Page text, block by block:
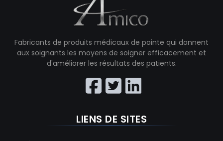
Fabricants de produits médicaux de pointe qui donnent
aux soignants les moyens de soigner efficacement et
d'améliorer les résultats des patients.
LIENS DE SITES